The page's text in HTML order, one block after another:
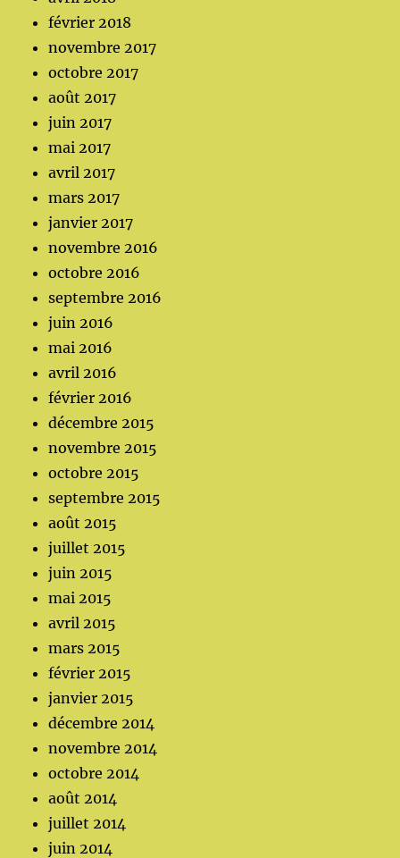
février 2018
novembre 2017
octobre 2017
août 2017
juin 2017
mai 2017
avril 2017
mars 2017
janvier 2017
novembre 2016
octobre 2016
septembre 2016
juin 2016
mai 2016
avril 2016
février 2016
décembre 2015
novembre 2015
octobre 2015
septembre 2015
août 2015
juillet 2015
juin 2015
mai 2015
avril 2015
mars 2015
février 2015
janvier 2015
décembre 2014
novembre 2014
octobre 2014
août 2014
juillet 2014
juin 2014